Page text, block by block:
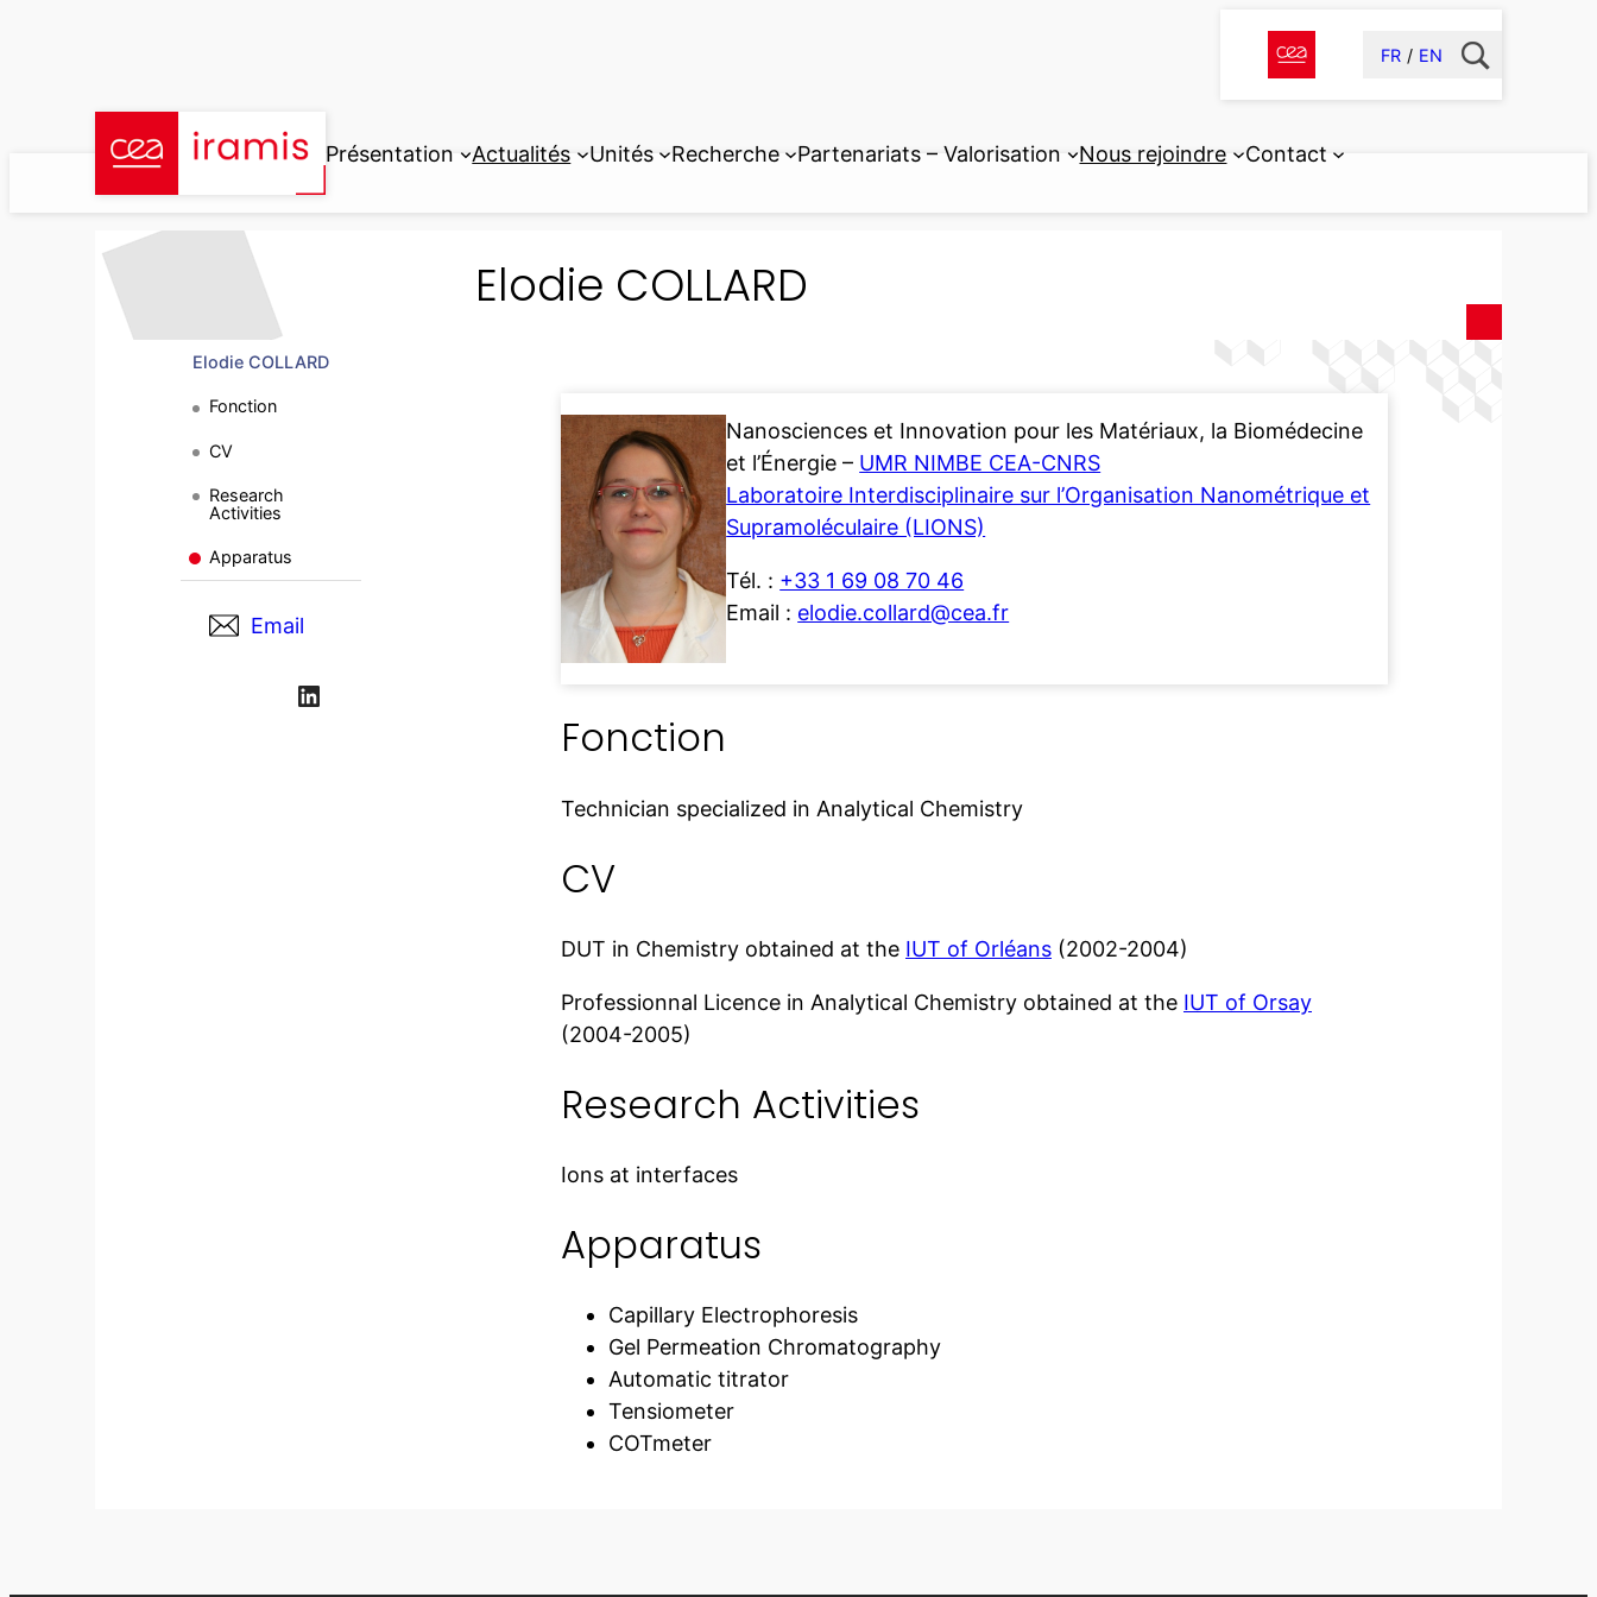
FR EN
Présentation Actualités Unités Recherche Partenariats – Valorisation Nous rejoindre Contact
Elodie COLLARD
Elodie COLLARD
Fonction
CV
Research
Activities
Apparatus
Email
LinkedIn
Nanosciences et Innovation pour les Matériaux, la Biomédecine
et l’Énergie – UMR NIMBE CEA-CNRS
Laboratoire Interdisciplinaire sur l’Organisation Nanométrique et
Supramoléculaire (LIONS)
Tél. : +33 1 69 08 70 46
Email : elodie.collard@cea.fr
Fonction
Technician specialized in Analytical Chemistry
CV
DUT in Chemistry obtained at the IUT of Orléans (2002-2004)
Professionnal Licence in Analytical Chemistry obtained at the IUT of Orsay
(2004-2005)
Research Activities
Ions at interfaces
Apparatus
Capillary Electrophoresis
Gel Permeation Chromatography
Automatic titrator
Tensiometer
COTmeter